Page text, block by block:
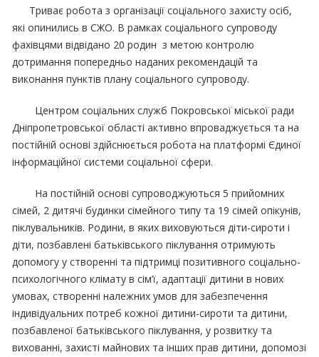
Триває робота з організації соціального захисту осіб,
які опинились в СЖО. В рамках соціального супроводу
фахівцями відвідано 20 родин з метою контролю
дотримання попередньо наданих рекомендацій та
виконання пунктів плану соціального супроводу.
Центром соціальних служб Покровської міської ради
Дніпропетровської області активно впроваджується та на
постійній основі здійснюється робота на платформі Єдиної
інформаційної системи соціальної сфери.
На постійній основі супроводжуються 5 прийомних
сімей, 2 дитячі будинки сімейного типу та 19 сімей опікунів,
піклувальників. Родини, в яких виховуються діти-сироти і
діти, позбавлені батьківського піклування отримують
допомогу у створенні та підтримці позитивного соціально-
психологічного клімату в сім’ї, адаптації дитини в нових
умовах, створенні належних умов для забезпечення
індивідуальних потреб кожної дитини-сироти та дитини,
позбавленої батьківського піклування, у розвитку та
вихованні, захисті майнових та інших прав дитини, допомозі